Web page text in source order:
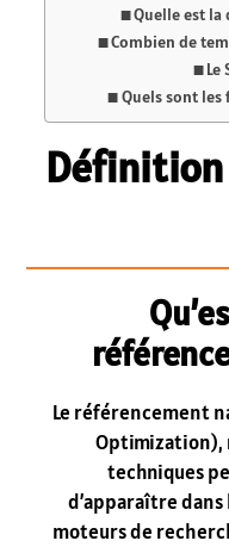
Quelle est la
Combien de
Le
Quels sont les
Le référencement
Optimization),
techniques
d’apparaître
moteurs de